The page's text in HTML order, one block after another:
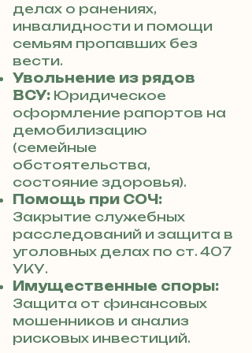
делах о ранениях,
инвалидности и помощи
семьям пропавших без
вести.
Увольнение из рядов
ВСУ: Юридическое
оформление рапортов на
демобилизацию
(семейные
обстоятельства,
состояние здоровья).
Помощь при СОЧ:
Закрытие служебных
расследований и защита в
уголовных делах по ст. 407
УКУ.
Имущественные споры:
Защита от финансовых
мошенников и анализ
рисковых инвестиций.